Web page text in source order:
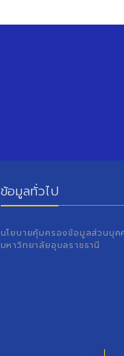
ข้อมูลทั่วไป
นโยบายคุ้มครองข้อมูลส่วนบุค
มหาวิทยาลัยอุบลราชธานี